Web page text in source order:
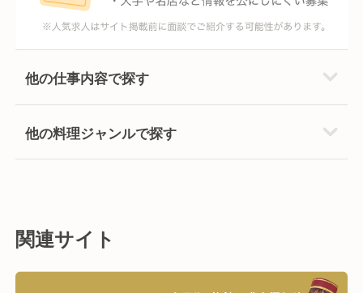
他の仕事内容で探す
他の料理ジャンルで探す
関連サイト